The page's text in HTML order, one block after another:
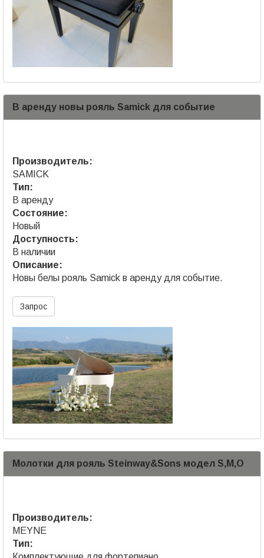
В аренду новы рояль Samick для событие
Производитель:
SAMICK
Тип:
В аренду
Состояние:
Новый
Доступность:
В наличии
Описание:
Новы белы рояль Samick в аренду для событие.
Запрос
Молотки для рояль Steinway&Sons модел S,M,O
Производитель:
MEYNE
Тип: